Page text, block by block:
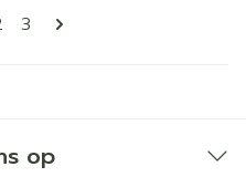
momenteel pagina
Pagina
3
op